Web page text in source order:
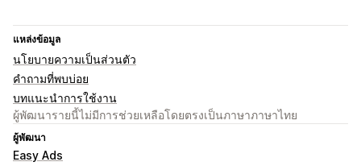
แหล่งข้อมูล
นโยบายความเป็นส่วนตัว
คำถามที่พบบ่อย
บทแนะนำการใช้งาน
ผู้พัฒนารายนี้ไม่มีการช่วยเหลือโดยตรงเป็นภาษาภาษาไทย
ผู้พัฒนา
Easy Ads